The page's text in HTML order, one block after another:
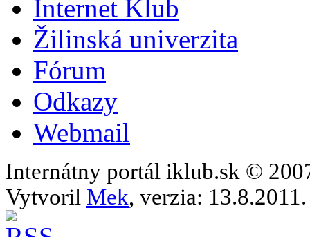
Internet Klub
Žilinská univerzita
Fórum
Odkazy
Webmail
Internátny portál iklub.sk ©
Vytvoril Mek, verzia: 13.8.2011.